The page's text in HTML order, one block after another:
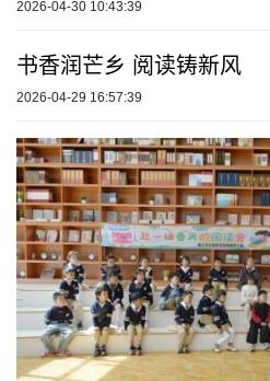
2026-04-30 10:43:39
书香润芒乡 阅读铸新风
2026-04-29 16:57:39